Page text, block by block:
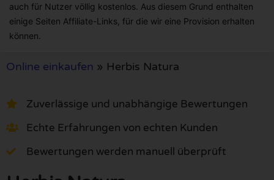
auch für Nutzer völlig kostenlos. Aus diesem Grund enthalten
einige Seiten Affiliate-Links, für die wir eine Provision erhalten
können.
Online einkaufen » Herbis Natura
Zuverlässige und unabhängige Bewertungen
Echte Erfahrungen von echten Kunden
Bewertungen werden manuell überprüft